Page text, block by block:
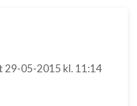
29-05-2015 kl. 11:14